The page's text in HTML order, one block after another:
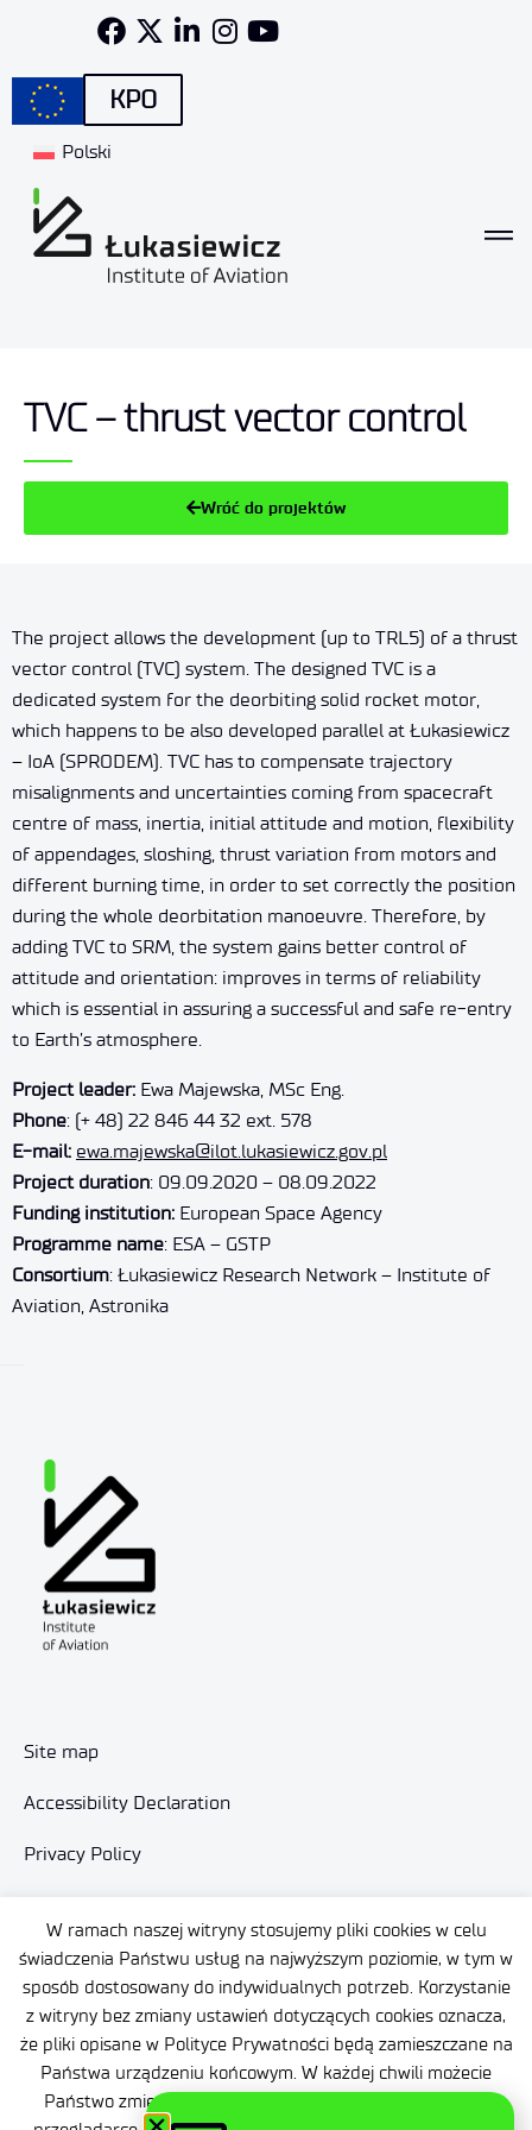
W ramach naszej witryny stosujemy pliki cookies w celu
świadczenia Państwu usług na najwyższym poziomie, w tym w
sposób dostosowany do indywidualnych potrzeb. Korzystanie
z witryny bez zmiany ustawień dotyczących cookies oznacza,
że pliki opisane w Polityce Prywatności będą zamieszczane na
Państwa urządzeniu końcowym. W każdej chwili możecie
Państwo zmienić ustawienia dotyczące plików cookies w
KPO
Polski
TVC – thrust vector control
Wróć do projektów
The project allows the development (up to TRL5) of a thrust
vector control (TVC) system. The designed TVC is a
dedicated system for the deorbiting solid rocket motor,
which happens to be also developed parallel at Łukasiewicz
– IoA (SPRODEM). TVC has to compensate trajectory
misalignments and uncertainties coming from spacecraft
centre of mass, inertia, initial attitude and motion, flexibility
of appendages, sloshing, thrust variation from motors and
different burning time, in order to set correctly the position
during the whole deorbitation manoeuvre. Therefore, by
adding TVC to SRM, the system gains better control of
attitude and orientation: improves in terms of reliability
which is essential in assuring a successful and safe re-entry
to Earth’s atmosphere.
Project leader: Ewa Majewska, MSc Eng.
Phone: (+ 48) 22 846 44 32 ext. 578
E-mail: ewa.majewska@ilot.lukasiewicz.gov.pl
Project duration: 09.09.2020 – 08.09.2022
Funding institution: European Space Agency
Programme name: ESA – GSTP
Consortium: Łukasiewicz Research Network – Institute of
Aviation, Astronika
Site map
Accessibility Declaration
Privacy Policy
General delivery conditions
Contact